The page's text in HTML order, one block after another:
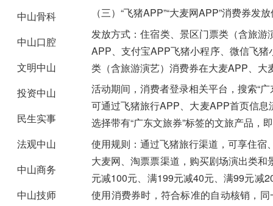
中山骨科
中山口腔
文明中山
投资中山
民生实事
法观中山
中山商务
中山技师
（三）“飞猪APP”“大麦网APP”消费券发
发放方式：住宿类、景区门票类（含旅游
APP、支付宝APP飞猪小程序、微信飞猪
类（含旅游演艺）消费券在大麦APP、大
活动期间，消费者登录相关平台，搜索“
可通过飞猪旅行APP、大麦APP首页信
选择带有“广东文旅券”标签的文旅产品，
使用规则： 通过飞猪旅行渠道，可享住宿
大麦网、淘票票渠道，购买剧场演出类
元减100元、满199元减40元、满99元减
使用消费券时，符合标准的自动核销，